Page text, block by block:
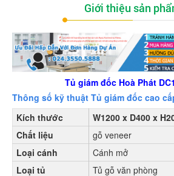
Giới thiệu sản
Tủ giám đốc Hoà Phát
Thông số kỹ thuật Tủ giám đốc cao
Kích thước
W1200 x D400 x
Chất liệu
gỗ veneer
Loại cánh
Cánh mở
Loại tủ
Tủ gỗ văn phòng